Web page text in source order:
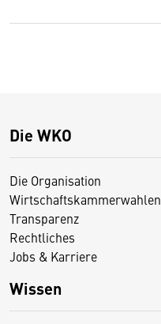
Die WKO
Die Organisation
Wirtschaftskammerwahlen
Transparenz
Rechtliches
Jobs & Karriere
Wissen